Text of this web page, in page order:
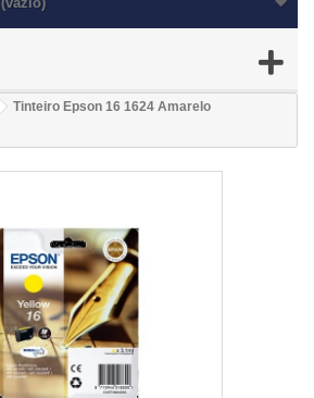
Tinteiro Epson 16 1624 Amarelo